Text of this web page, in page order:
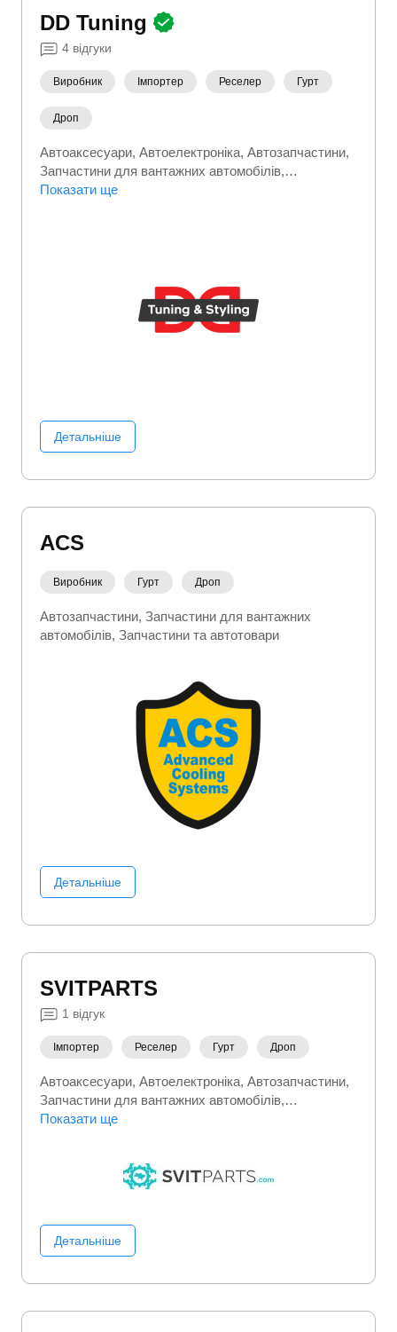
DD Tuning
4 відгуки
Виробник Імпортер Реселер Гурт
Дроп
Автоаксесуари Автоелектроніка Автозапчастини
Запчастини для вантажних автомобілів
Запчастини та автотовари
Показати ще
Детальніше
ACS
Виробник Гурт Дроп
Автозапчастини Запчастини для вантажних
автомобілів Запчастини та автотовари
Детальніше
SVITPARTS
1 відгук
Імпортер Реселер Гурт Дроп
Автоаксесуари Автоелектроніка Автозапчастини
Запчастини для вантажних автомобілів
Запчастини та автотовари
Показати ще
Детальніше